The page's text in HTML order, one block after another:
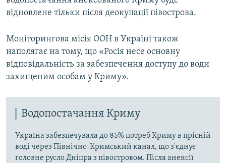
відновлене тільки після деокупації півострова.
Моніторингова місія ООН в Україні також
наполягає на тому, що «Росія несе основну
відповідальність за забезпечення доступу до води
захищеним особам у Криму».
Водопостачання Криму
Україна забезпечувала до 85% потреб Криму в прісній
воді через Північно-Кримський канал, що з'єднує
головне русло Дніпра з півостровом. Після анексії